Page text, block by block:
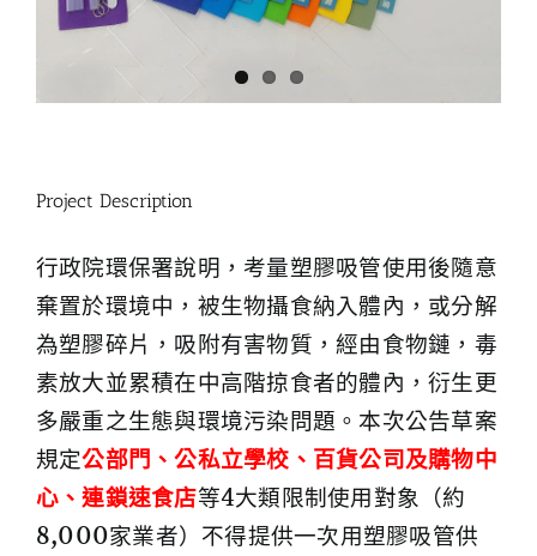
Project Description
行政院環保署說明，考量塑膠吸管使用後隨意
棄置於環境中，被生物攝食納入體內，或分解
為塑膠碎片，吸附有害物質，經由食物鏈，毒
素放大並累積在中高階掠食者的體內，衍生更
多嚴重之生態與環境污染問題。本次公告草案
規定公部門、公私立學校、百貨公司及購物中
心、連鎖速食店等4大類限制使用對象（約
8,000家業者）不得提供一次用塑膠吸管供